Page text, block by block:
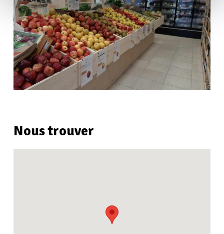
Nous trouver